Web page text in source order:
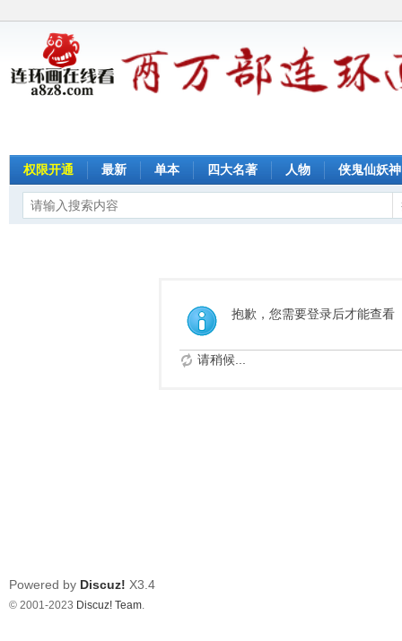
权限开通 最新 单本 四大名著 人物 侠鬼仙妖神
抱歉，您需要登录后才能查看
请稍候...
Powered by Discuz! X3.4
© 2001-2023 Discuz! Team.